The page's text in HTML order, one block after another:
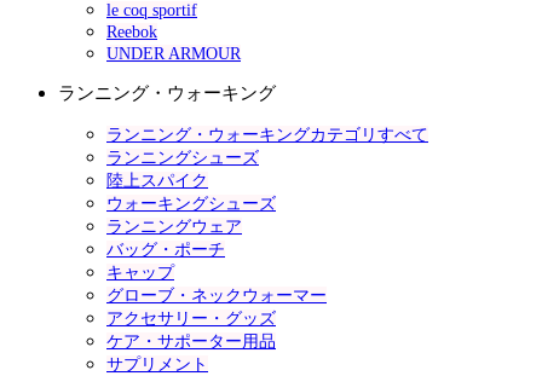
le coq sportif
Reebok
UNDER ARMOUR
ランニング・ウォーキング
ランニング・ウォーキングカテゴリすべて
ランニングシューズ
陸上スパイク
ウォーキングシューズ
ランニングウェア
バッグ・ポーチ
キャップ
グローブ・ネックウォーマー
アクセサリー・グッズ
ケア・サポーター用品
サプリメント